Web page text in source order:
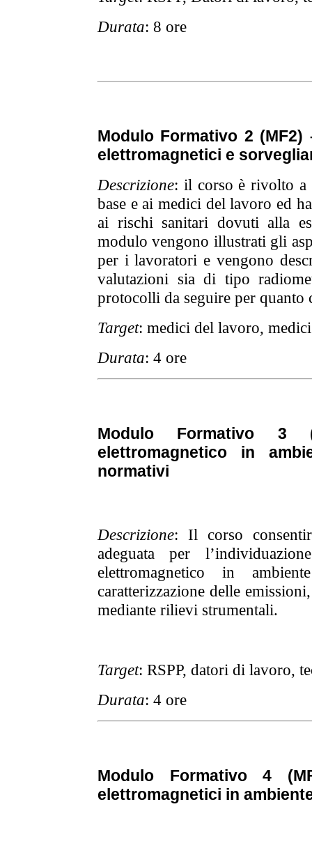
Durata: 8 ore
Modulo Formativo 2
elettromagnetici e
Descrizione: il corso è rivolto a
base e ai medici del lavoro ed
ai rischi sanitari dovuti alla
modulo vengono illustrati gli
per i lavoratori e vengono
valutazioni sia di tipo
protocolli da seguire per quanto
Target: medici del lavoro,
Durata: 4 ore
Modulo Formativo 3
elettromagnetico in
normativi
Descrizione: Il corso
adeguata per
elettromagnetico in
caratterizzazione delle
mediante rilievi strumentali.
Target: RSPP, datori di lavoro,
Durata: 4 ore
Modulo Formativo 4
elettromagnetici in